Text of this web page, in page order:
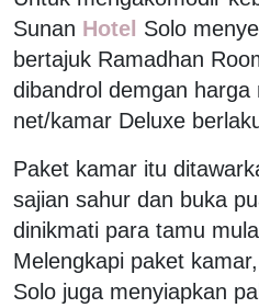
Sunan Hotel Solo
bertajuk Ramadhan
dibandrol demgan
net/kamar Deluxe
Paket kamar itu
sajian sahur dan buka
dinikmati para tamu
Melengkapi paket
Solo juga menyiapkan